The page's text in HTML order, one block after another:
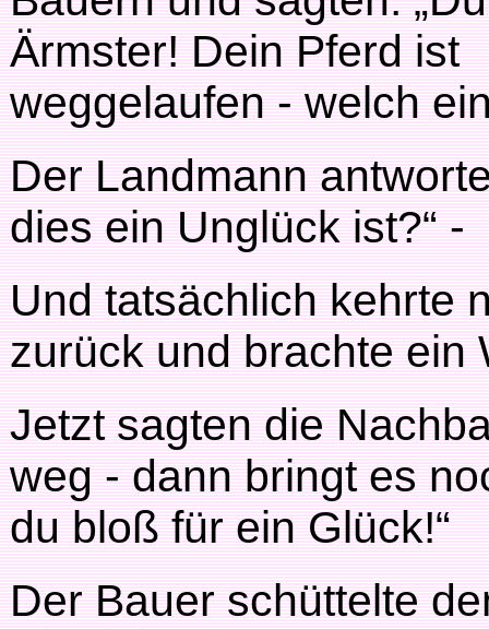
Ärmster! Dein Pferd ist
weggelaufen - welch
Der Landmann
dies ein Unglück ist?“ -
Und tatsächlich kehrte
zurück und brachte ein
Jetzt sagten die
weg - dann bringt es
du bloß für ein Glück!“
Der Bauer schüttelte